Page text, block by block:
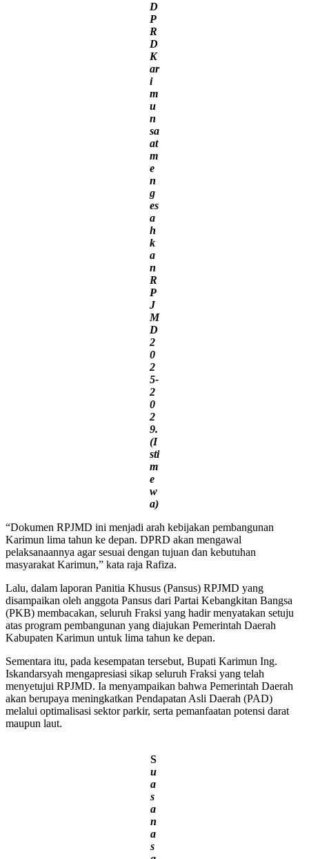
D
P
R
D
K
ar
i
m
u
n
sa
at
m
e
n
g
es
a
h
k
a
n
R
P
J
M
D
2
0
2
5-
2
0
2
9.
(I
sti
m
e
w
a)
“Dokumen RPJMD ini menjadi arah kebijakan pembangunan
Karimun lima tahun ke depan. DPRD akan mengawal
pelaksanaannya agar sesuai dengan tujuan dan kebutuhan
masyarakat Karimun,” kata raja Rafiza.
Lalu, dalam laporan Panitia Khusus (Pansus) RPJMD yang
disampaikan oleh anggota Pansus dari Partai Kebangkitan Bangsa
(PKB) membacakan, seluruh Fraksi yang hadir menyatakan setuju
atas program pembangunan yang diajukan Pemerintah Daerah
Kabupaten Karimun untuk lima tahun ke depan.
Sementara itu, pada kesempatan tersebut, Bupati Karimun Ing.
Iskandarsyah mengapresiasi sikap seluruh Fraksi yang telah
menyetujui RPJMD. Ia menyampaikan bahwa Pemerintah Daerah
akan berupaya meningkatkan Pendapatan Asli Daerah (PAD)
melalui optimalisasi sektor parkir, serta pemanfaatan potensi darat
maupun laut.
S
u
a
s
a
n
a
s